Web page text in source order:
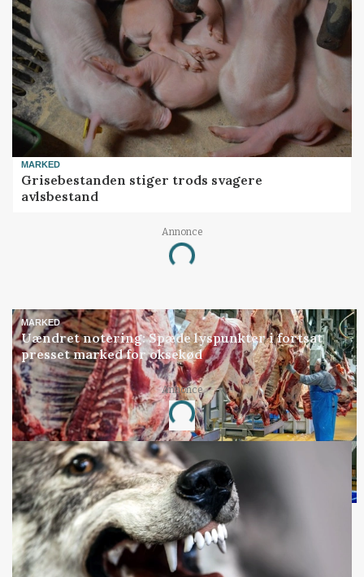
MARKED
Grisebestanden stiger trods svagere
avlsbestand
Annonce
Loading...
MARKED
Uændret notering: Spæde lyspunkter i fortsat
presset marked for oksekød
Annonce
Loading...